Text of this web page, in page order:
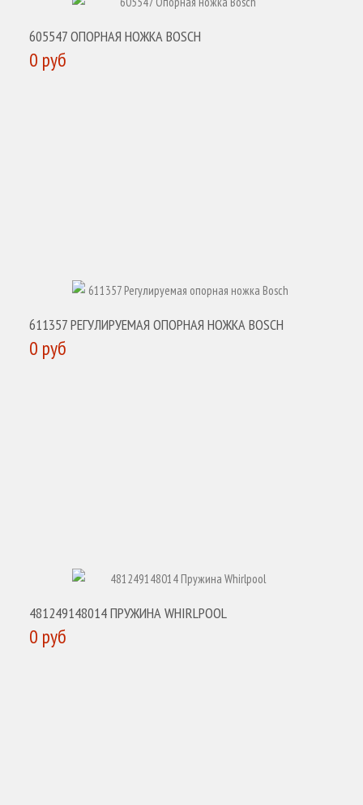
605547 ОПОРНАЯ НОЖКА BOSCH
0 руб
611357 РЕГУЛИРУЕМАЯ ОПОРНАЯ НОЖКА BOSCH
0 руб
481249148014 ПРУЖИНА WHIRLPOOL
0 руб